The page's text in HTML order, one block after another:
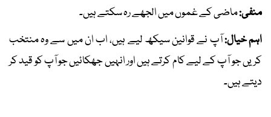
منفی:ماضی کے غموں میں الجھے رہ سکتے ہیں۔
اہم خیال:آپ نے قوانین سیکھ لیے ہیں، اب ان میں سے وہ منتخب
کریں جو آپ کے لیے کام کرتے ہیں اور انہیں جھکائیں جو آپ کو قید کر
دیتے ہیں۔